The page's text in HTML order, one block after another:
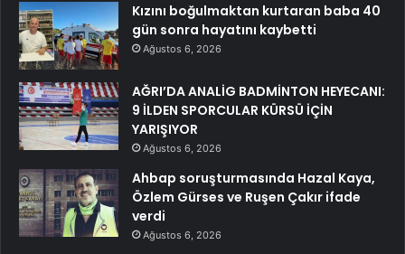
Kızını boğulmaktan kurtaran baba 40
gün sonra hayatını kaybetti
Ağustos 6, 2026
AĞRI’DA ANALİG BADMİNTON HEYECANI:
9 İLDEN SPORCULAR KÜRSÜ İÇİN
YARIŞIYOR
Ağustos 6, 2026
Ahbap soruşturmasında Hazal Kaya,
Özlem Gürses ve Ruşen Çakır ifade
verdi
Ağustos 6, 2026